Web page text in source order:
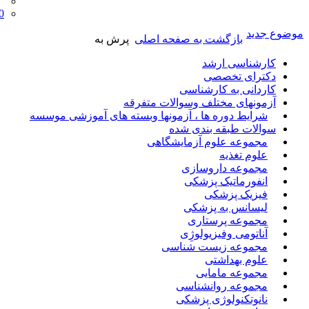
موضوع جدید بازگشت به صفحه اصلی پرش به
کارشناسی ارشد
دکترای تخصصی
کاردانی به کارشناسی
آزمونهای مختلف وسوالات متفرقه
شرایط دوره ها ، آزمونها وبسته های آموزشی موسسه
سوالات طبقه بندی شده
مجموعه علوم آزمایشگاهی
علوم تغذیه
مجموعه داروسازی
انفورماتیک پزشکی
فیزیک پزشکی
لیسانس به پزشکی
مجموعه پرستاری
آناتومی وفیزیولوژِی
مجموعه زیست شناسی
علوم بهداشتی
مجموعه مامایی
مجموعه روانشناسی
نانوتکنولوژی پزشکی